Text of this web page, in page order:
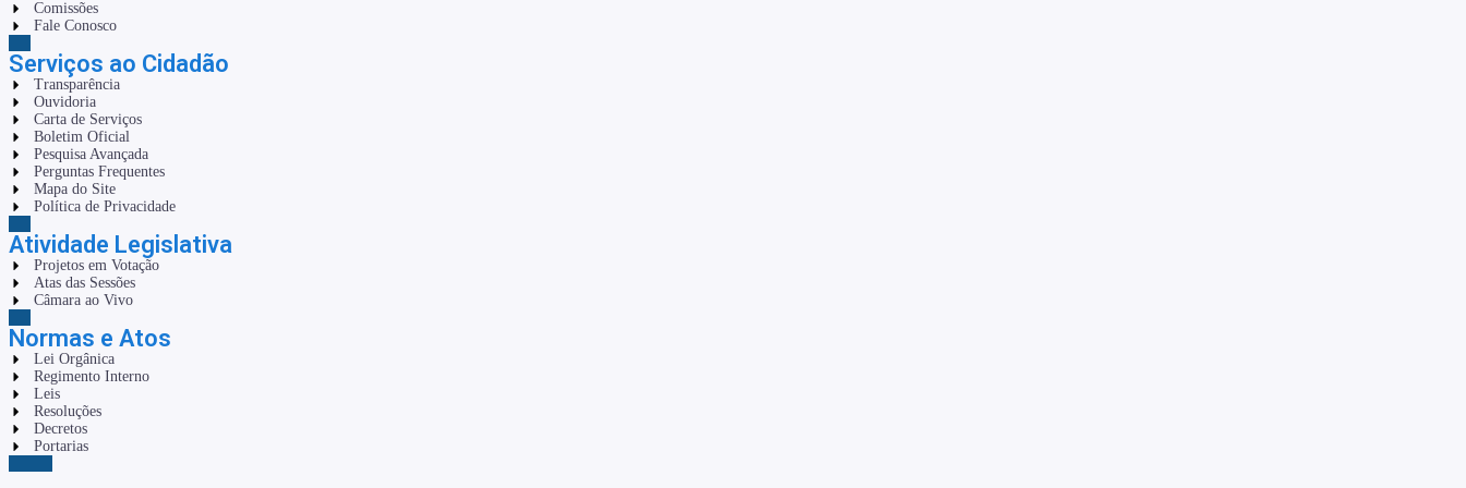
Comissões
Fale Conosco
Serviços ao Cidadão
Transparência
Ouvidoria
Carta de Serviços
Boletim Oficial
Pesquisa Avançada
Perguntas Frequentes
Mapa do Site
Política de Privacidade
Atividade Legislativa
Projetos em Votação
Atas das Sessões
Câmara ao Vivo
Normas e Atos
Lei Orgânica
Regimento Interno
Leis
Resoluções
Decretos
Portarias